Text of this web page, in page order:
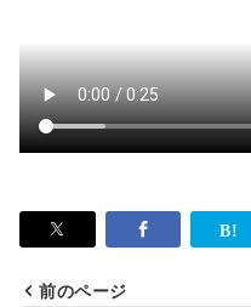
前のページ